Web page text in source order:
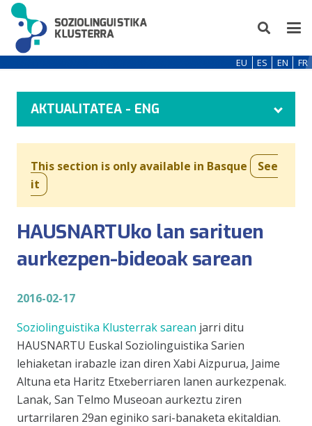
EU ES EN FR
AKTUALITATEA - ENG
This section is only available in Basque
See
it
HAUSNARTUko lan sarituen
aurkezpen-bideoak sarean
2016-02-17
Soziolinguistika Klusterraksarean jarri ditu
HAUSNARTU Euskal Soziolinguistika Sarien
lehiaketan irabazle izan diren Xabi Aizpurua, Jaime
Altuna eta Haritz Etxeberriaren lanen aurkezpenak.
Lanak, San Telmo Museoan aurkeztu ziren
urtarrilaren 29an eginiko sari-banaketa ekitaldian.